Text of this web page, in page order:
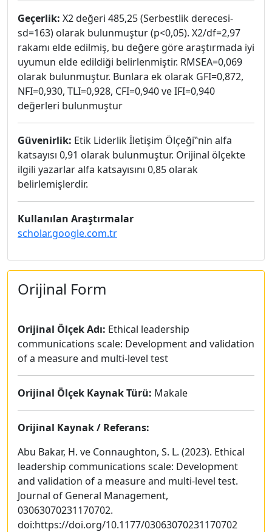
Geçerlik: X2 değeri 485,25 (Serbestlik derecesi-
sd=163) olarak bulunmuştur (p<0,05). X2/df=2,97
rakamı elde edilmiş, bu değere göre araştırmada iyi
uyumun elde edildiği belirlenmiştir. RMSEA=0,069
olarak bulunmuştur. Bunlara ek olarak GFI=0,872,
NFI=0,930, TLI=0,928, CFI=0,940 ve IFI=0,940
değerleri bulunmuştur
Güvenirlik: Etik Liderlik İletişim Ölçeği‟nin alfa
katsayısı 0,91 olarak bulunmuştur. Orijinal ölçekte
ilgili yazarlar alfa katsayısını 0,85 olarak
belirlemişlerdir.
Kullanılan Araştırmalar
scholar.google.com.tr
Orijinal Form
Orijinal Ölçek Adı: Ethical leadership
communications scale: Development and validation
of a measure and multi-level test
Orijinal Ölçek Kaynak Türü: Makale
Orijinal Kaynak / Referans:
Abu Bakar, H. ve Connaughton, S. L. (2023). Ethical
leadership communications scale: Development
and validation of a measure and multi-level test.
Journal of General Management,
03063070231170702.
doi:https://doi.org/10.1177/03063070231170702